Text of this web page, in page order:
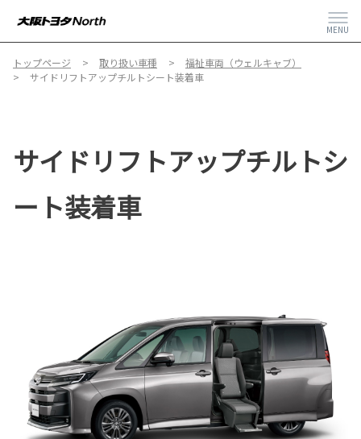
MENU
トップページ 取り扱い車種
福祉車両（ウェルキャブ）
サイドリフトアップチルトシート装着車
サイドリフトアップチルトシ
ート装着車